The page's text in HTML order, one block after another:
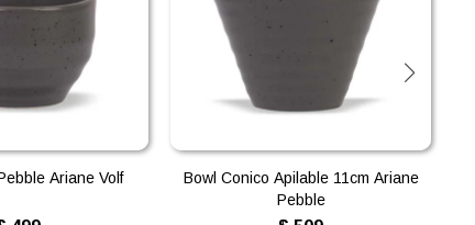
Ariane Volf
Bowl Conico Apilable 11cm Ariane
Pebble